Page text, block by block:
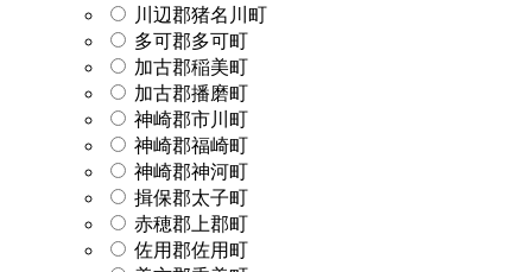
川辺郡猪名川町
多可郡多可町
加古郡稲美町
加古郡播磨町
神崎郡市川町
神崎郡福崎町
神崎郡神河町
揖保郡太子町
赤穂郡上郡町
佐用郡佐用町